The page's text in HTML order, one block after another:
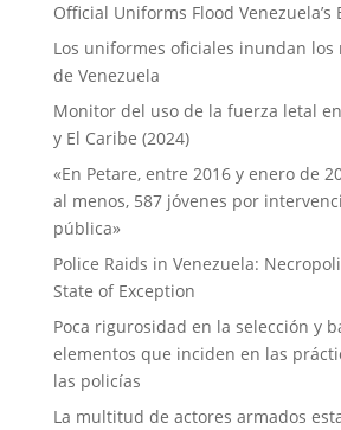
Official Uniforms Flood Venezuela’s
Los uniformes oficiales inundan los
de Venezuela
Monitor del uso de la fuerza letal
y El Caribe (2024)
«En Petare, entre 2016 y enero de
al menos, 587 jóvenes por
pública»
Police Raids in Venezuela:
State of Exception
Poca rigurosidad en la selección y
elementos que inciden en las
las policías
La multitud de actores armados